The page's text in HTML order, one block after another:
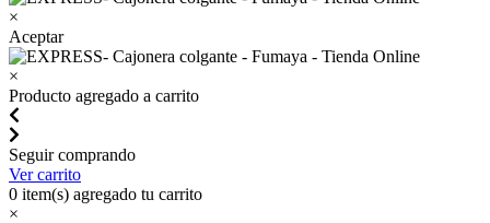
×
Aceptar
×
Producto agregado a carrito
Seguir comprando
Ver carrito
0 item(s) agregado tu carrito
×